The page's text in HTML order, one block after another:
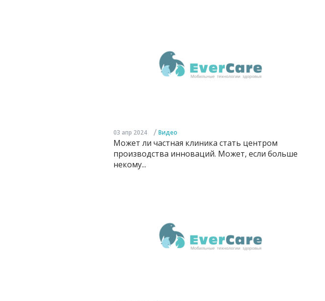
03 апр 2024 / Видео
Может ли частная клиника стать центром
производства инноваций. Может, если больше
некому...